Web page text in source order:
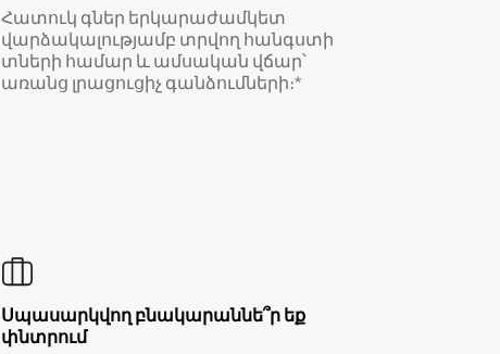
Հատուկ գներ երկարաժամկետ
վարձակալությամբ տրվող հանգստի
տների համար և ամսական վճար՝
առանց լրացուցիչ գանձումների։*
Սպասարկվող բնակարաննե՞ր եք
փնտրում